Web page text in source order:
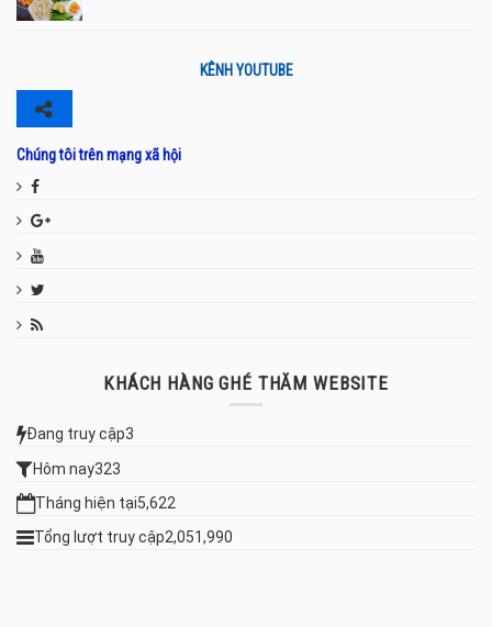
KÊNH YOUTUBE
Chúng tôi trên mạng xã hội
KHÁCH HÀNG GHÉ THĂM WEBSITE
Đang truy cập3
Hôm nay323
Tháng hiện tại5,622
Tổng lượt truy cập2,051,990